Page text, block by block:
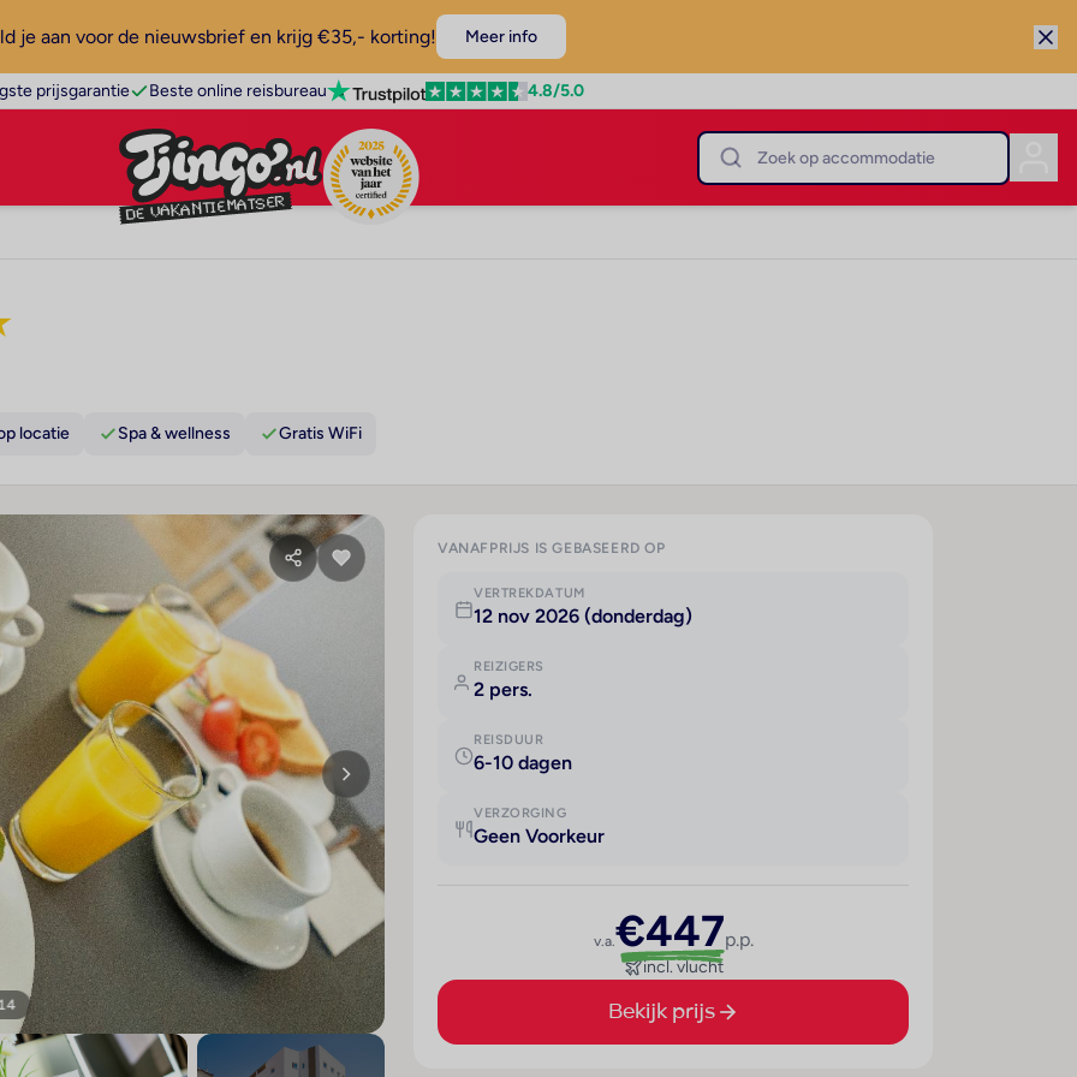
je aan voor de nieuwsbrief en krijg €35,- korting! Meer info
prijsgarantie Beste online reisbureau 4.8/5.0
locatie Spa & wellness Gratis WiFi
VANAFPRIJS IS GEBASEERD OP
VERTREKDATUM
12 nov 2026 (donderdag)
REIZIGERS
2 pers.
REISDUUR
6-10 dagen
VERZORGING
Geen Voorkeur
v.a.€447p.p.
incl. vlucht
Bekijk prijs